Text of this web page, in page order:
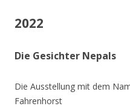
2022
Die Gesichter Nepals
Die Ausstellung mit dem
Fahrenhorst